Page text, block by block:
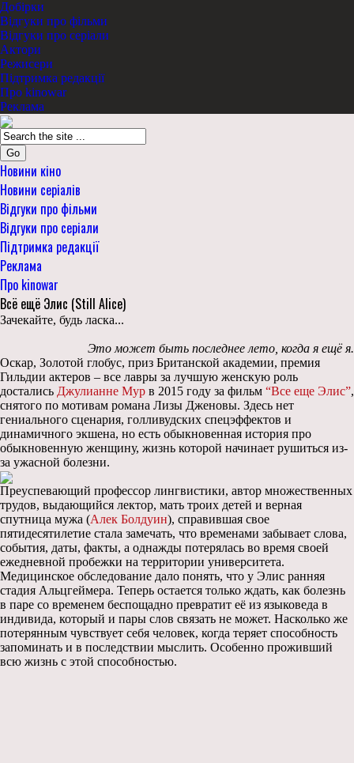
Добірки
Відгуки про фільми
Відгуки про серіали
Актори
Режисери
Підтримка редакції
Про kinowar
Реклама
Go
Новини кіно
Новини серіалів
Відгуки про фільми
Відгуки про серіали
Підтримка редакції
Реклама
Про kinowar
Всё ещё Элис (Still Alice)
Зачекайте, будь ласка...
Это может быть последнее лето, когда я ещё я.
Оскар, Золотой глобус, приз Британской академии, премия
Гильдии актеров – все лавры за лучшую женскую роль
достались Джулианне Мур в 2015 году за фильм “Все еще Элис”,
снятого по мотивам романа Лизы Дженовы. Здесь нет
гениального сценария, голливудских спецэффектов и
динамичного экшена, но есть обыкновенная история про
обыкновенную женщину, жизнь которой начинает рушиться из-
за ужасной болезни.
Преуспевающий профессор лингвистики, автор множественных
трудов, выдающийся лектор, мать троих детей и верная
спутница мужа (Алек Болдуин), справившая свое
пятидесятилетие стала замечать, что временами забывает слова,
события, даты, факты, а однажды потерялась во время своей
ежедневной пробежки на территории университета.
Медицинское обследование дало понять, что у Элис ранняя
стадия Альцгеймера. Теперь остается только ждать, как болезнь
в паре со временем беспощадно превратит её из языковеда в
индивида, который и пары слов связать не может. Насколько же
потерянным чувствует себя человек, когда теряет способность
запоминать и в последствии мыслить. Особенно проживший
всю жизнь с этой способностью.